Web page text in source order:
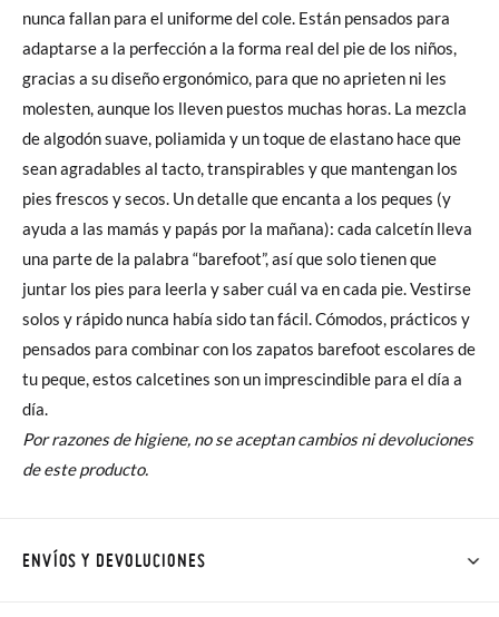
nunca fallan para el uniforme del cole. Están pensados para
adaptarse a la perfección a la forma real del pie de los niños,
gracias a su diseño ergonómico, para que no aprieten ni les
molesten, aunque los lleven puestos muchas horas. La mezcla
de algodón suave, poliamida y un toque de elastano hace que
sean agradables al tacto, transpirables y que mantengan los
pies frescos y secos. Un detalle que encanta a los peques (y
ayuda a las mamás y papás por la mañana): cada calcetín lleva
una parte de la palabra “barefoot”, así que solo tienen que
juntar los pies para leerla y saber cuál va en cada pie. Vestirse
solos y rápido nunca había sido tan fácil. Cómodos, prácticos y
pensados para combinar con los zapatos barefoot escolares de
tu peque, estos calcetines son un imprescindible para el día a
día.
Por razones de higiene, no se aceptan cambios ni devoluciones
de este producto.
ENVÍOS Y DEVOLUCIONES